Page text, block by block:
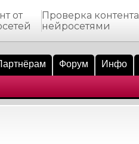
от
Проверка контента
нейросетями
Форум Инфо